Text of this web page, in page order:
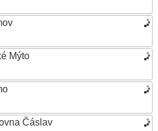
Mýto
Čáslav